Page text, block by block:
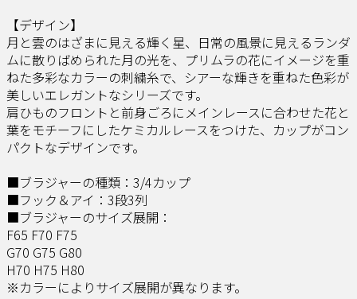
【デザイン】
月と雲のはざまに見える輝く星、日常の風景に見えるランダ
ムに散りばめられた月の光を、プリムラの花にイメージを重
ねた多彩なカラーの刺繍糸で、シアーな輝きを重ねた色彩が
美しいエレガントなシリーズです。
肩ひものフロントと前身ごろにメインレースに合わせた花と
葉をモチーフにしたケミカルレースをつけた、カップがコン
パクトなデザインです。
■ブラジャーの種類：3/4カップ
■フック＆アイ：3段3列
■ブラジャーのサイズ展開：
F65 F70 F75
G70 G75 G80
H70 H75 H80
※カラーによりサイズ展開が異なります。